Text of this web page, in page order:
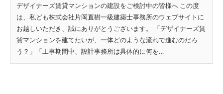
デザイナーズ賃貸マンションの建設をご検討中の皆様へ この度
は、私ども株式会社片岡直樹一級建築士事務所のウェブサイトに
お越しいただき、誠にありがとうございます。 「デザイナーズ賃
貸マンションを建てたいが、一体どのような流れで進むのだろ
う？」「工事期間中、設計事務所は具体的に何を…